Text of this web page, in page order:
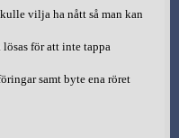
vilja ha nått så man kan
för att inte tappa
samt byte ena röret